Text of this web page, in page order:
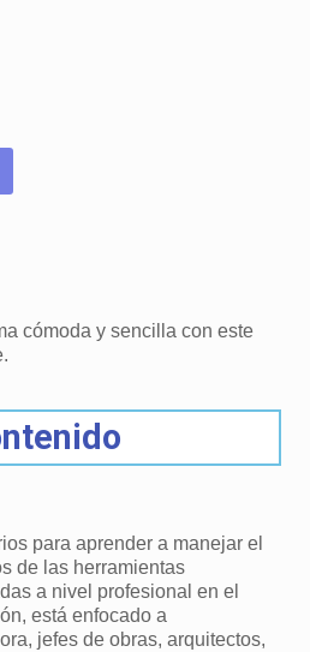
cómoda y sencilla con este
para aprender a manejar el
de las herramientas
a nivel profesional en el
está enfocado a
jefes de obras, arquitectos,